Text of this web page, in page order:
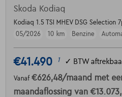
Skoda Kodiaq
Kodiaq 1.5 TSI MHEV DSG
05/2026
10 km Benzine
€41.490 1 ✓ BTW
Vanaf €626,48/maand met
maandaflossing van